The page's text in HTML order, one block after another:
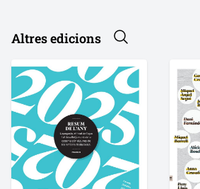
Altres edicions